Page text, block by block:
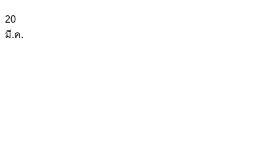
20
มี.ค.